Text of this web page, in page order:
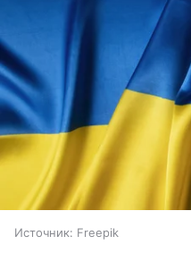
Источник: Freepik